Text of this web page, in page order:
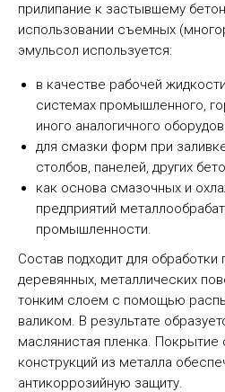
прилипание к застывшему
использовании съемных
эмульсол используется:
в качестве рабочей
системах промышленного,
иного аналогичного
для смазки форм при
столбов, панелей, других
как основа смазочных и
предприятий
промышленности.
Состав подходит для обработки
деревянных, металлических
тонким слоем с помощью
валиком. В результате
маслянистая пленка. Покрытие
конструкций из металла
антикоррозийную защиту.